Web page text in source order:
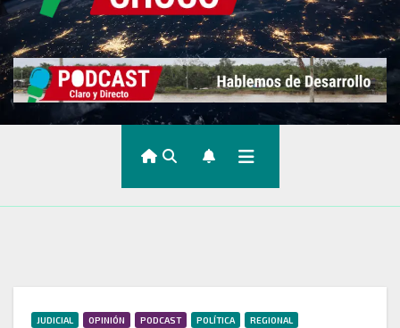
JUDICIAL OPINIÓN PODCAST POLÍTICA REGIONAL